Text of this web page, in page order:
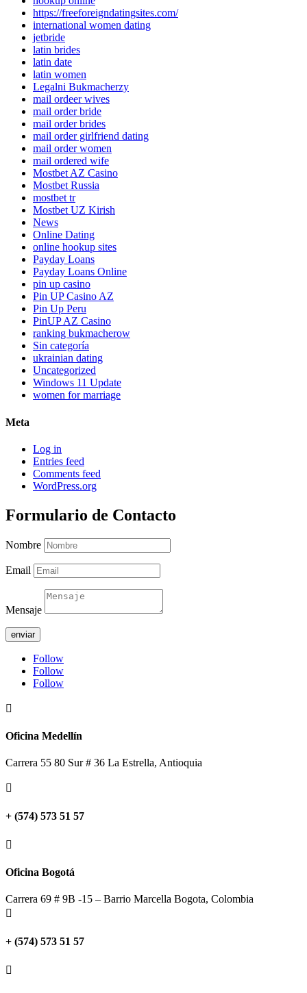
https://freeforeigndatingsites.com/
international women dating
jetbride
latin brides
latin date
latin women
Legalni Bukmacherzy
mail ordeer wives
mail order bride
mail order brides
mail order girlfriend dating
mail order women
mail ordered wife
Mostbet AZ Casino
Mostbet Russia
mostbet tr
Mostbet UZ Kirish
News
Online Dating
online hookup sites
Payday Loans
Payday Loans Online
pin up casino
Pin UP Casino AZ
Pin Up Peru
PinUP AZ Casino
ranking bukmacherow
Sin categoría
ukrainian dating
Uncategorized
Windows 11 Update
women for marriage
Meta
Log in
Entries feed
Comments feed
WordPress.org
Formulario de Contacto
Nombre
Email
Mensaje
enviar
Follow
Follow
Follow

Oficina Medellín
Carrera 55 80 Sur # 36 La Estrella, Antioquia

+ (574) 573 51 57

Oficina Bogotá
Carrera 69 # 9B -15 – Barrio Marcella Bogota, Colombia

+ (574) 573 51 57
